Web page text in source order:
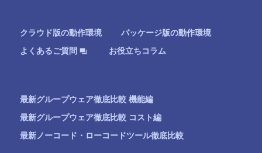
クラウド版の動作環境
パッケージ版の動作環境
よくあるご質問
お役立ちコラム
最新グループウェア徹底比較 機能編
最新グループウェア徹底比較 コスト編
最新ノーコード・ローコードツール徹底比較